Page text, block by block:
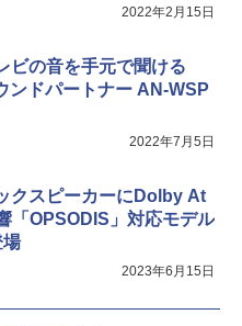
2022年2月15日
ビの音を手元で聞ける
ンドパートナー AN-WSP
2022年7月5日
クスピーカーにDolby At
「OPSODIS」対応モデル
場
2023年6月15日